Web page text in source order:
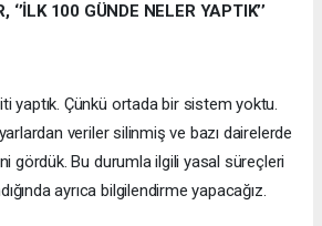
100 GÜNDE NELER YAPTIK’’
yaptık. Çünkü ortada bir sistem yoktu.
veriler silinmiş ve bazı dairelerde
gördük. Bu durumla ilgili yasal süreçleri
ayrıca bilgilendirme yapacağız.